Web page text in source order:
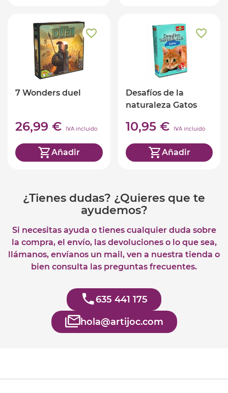
7 Wonders duel
26,99 € IVA incluido
Añadir
Desafíos de la
naturaleza Gatos
10,95 € IVA incluido
Añadir
¿Tienes dudas? ¿Quieres que te
ayudemos?
Si necesitas ayuda o tienes cualquier duda sobre
la compra, el envío, las devoluciones o lo que sea,
llámanos, envíanos un mail, ven a nuestra tienda o
bien consulta las preguntas frecuentes.
635 441 175
hola@artijoc.com